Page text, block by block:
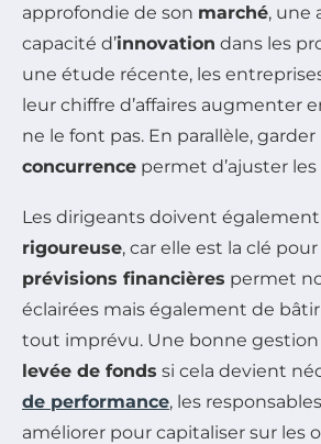
approfondie de son marché, une
capacité d’innovation dans les
une étude récente, les
leur chiffre d’affaires augmenter
ne le font pas. En parallèle,
concurrence permet d’ajuster
Les dirigeants doivent
rigoureuse, car elle est la clé
prévisions financières permet
éclairées mais également de
tout imprévu. Une bonne
levée de fonds si cela devient
de performance, les
améliorer pour capitaliser sur les